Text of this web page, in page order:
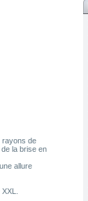
rayons de
la brise en
allure